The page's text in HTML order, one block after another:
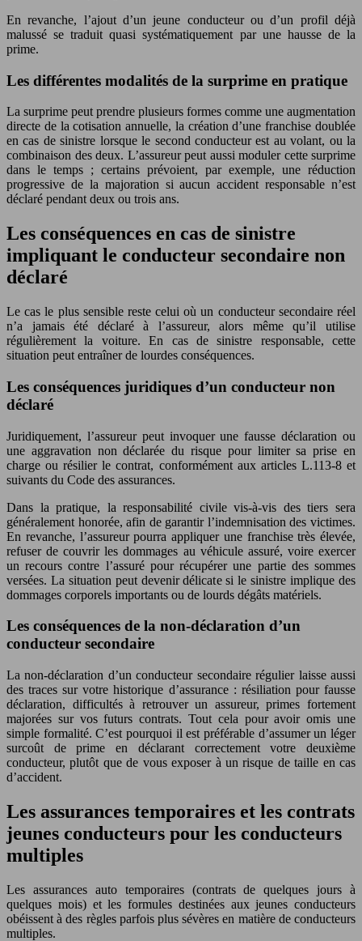
En revanche, l’ajout d’un jeune conducteur ou d’un profil déjà
malussé se traduit quasi systématiquement par une hausse de la
prime.
Les différentes modalités de la surprime en pratique
La surprime peut prendre plusieurs formes comme une augmentation
directe de la cotisation annuelle, la création d’une franchise doublée
en cas de sinistre lorsque le second conducteur est au volant, ou la
combinaison des deux. L’assureur peut aussi moduler cette surprime
dans le temps ; certains prévoient, par exemple, une réduction
progressive de la majoration si aucun accident responsable n’est
déclaré pendant deux ou trois ans.
Les conséquences en cas de sinistre
impliquant le conducteur secondaire non
déclaré
Le cas le plus sensible reste celui où un conducteur secondaire réel
n’a jamais été déclaré à l’assureur, alors même qu’il utilise
régulièrement la voiture. En cas de sinistre responsable, cette
situation peut entraîner de lourdes conséquences.
Les conséquences juridiques d’un conducteur non
déclaré
Juridiquement, l’assureur peut invoquer une fausse déclaration ou
une aggravation non déclarée du risque pour limiter sa prise en
charge ou résilier le contrat, conformément aux articles L.113-8 et
suivants du Code des assurances.
Dans la pratique, la responsabilité civile vis-à-vis des tiers sera
généralement honorée, afin de garantir l’indemnisation des victimes.
En revanche, l’assureur pourra appliquer une franchise très élevée,
refuser de couvrir les dommages au véhicule assuré, voire exercer
un recours contre l’assuré pour récupérer une partie des sommes
versées. La situation peut devenir délicate si le sinistre implique des
dommages corporels importants ou de lourds dégâts matériels.
Les conséquences de la non‑déclaration d’un
conducteur secondaire
La non-déclaration d’un conducteur secondaire régulier laisse aussi
des traces sur votre historique d’assurance : résiliation pour fausse
déclaration, difficultés à retrouver un assureur, primes fortement
majorées sur vos futurs contrats. Tout cela pour avoir omis une
simple formalité. C’est pourquoi il est préférable d’assumer un léger
surcoût de prime en déclarant correctement votre deuxième
conducteur, plutôt que de vous exposer à un risque de taille en cas
d’accident.
Les assurances temporaires et les contrats
jeunes conducteurs pour les conducteurs
multiples
Les assurances auto temporaires (contrats de quelques jours à
quelques mois) et les formules destinées aux jeunes conducteurs
obéissent à des règles parfois plus sévères en matière de conducteurs
multiples.